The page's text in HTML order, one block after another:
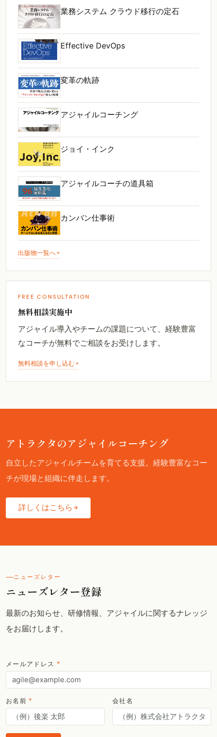
業務システム クラウド移行の定石
Effective DevOps
変革の軌跡
アジャイルコーチング
ジョイ・インク
アジャイルコーチの道具箱
カンバン仕事術
出版物一覧へ
FREE CONSULTATION
無料相談実施中
アジャイル導入やチームの課題について、経験豊富
なコーチが無料でご相談をお受けします。
無料相談を申し込む
アトラクタのアジャイルコーチング
自立したアジャイルチームを育てる支援。経験豊富なコー
チが現場と組織に伴走します。
詳しくはこちら
ニューズレター
ニューズレター登録
最新のお知らせ、研修情報、アジャイルに関するナレッジ
をお届けします。
メールアドレス *
お名前 * 会社名